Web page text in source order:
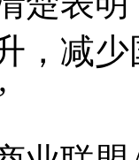
，减